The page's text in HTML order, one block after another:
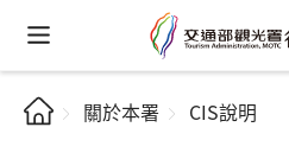
關於本署 CIS說明